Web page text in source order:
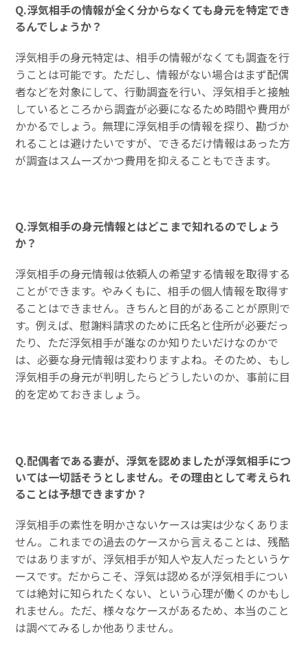
Q.浮気相手の情報が全く分からなくても身元を特定でき
るんでしょうか？
浮気相手の身元特定は、相手の情報がなくても調査を行
うことは可能です。ただし、情報がない場合はまず配偶
者などを対象にして、行動調査を行い、浮気相手と接触
しているところから調査が必要になるため時間や費用が
かかるでしょう。無理に浮気相手の情報を探り、勘づか
れることは避けたいですが、できるだけ情報はあった方
が調査はスムーズかつ費用を抑えることもできます。
Q.浮気相手の身元情報とはどこまで知れるのでしょう
か？
浮気相手の身元情報は依頼人の希望する情報を取得する
ことができます。やみくもに、相手の個人情報を取得す
ることはできません。きちんと目的があることが原則で
す。例えば、慰謝料請求のために氏名と住所が必要だっ
たり、ただ浮気相手が誰なのか知りたいだけなのかで
は、必要な身元情報は変わりますよね。そのため、もし
浮気相手の身元が判明したらどうしたいのか、事前に目
的を定めておきましょう。
Q.配偶者である妻が、浮気を認めましたが浮気相手につ
いては一切話そうとしません。その理由として考えられ
ることは予想できますか？
浮気相手の素性を明かさないケースは実は少なくありま
せん。これまでの過去のケースから言えることは、残酷
ではありますが、浮気相手が知人や友人だったというケ
ースです。だからこそ、浮気は認めるが浮気相手につい
ては絶対に知られたくない、という心理が働くのかもし
れません。ただ、様々なケースがあるため、本当のこと
は調べてみるしか他ありません。